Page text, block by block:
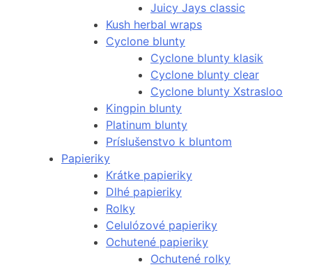
Juicy Jays classic
Kush herbal wraps
Cyclone blunty
Cyclone blunty klasik
Cyclone blunty clear
Cyclone blunty Xstrasloo
Kingpin blunty
Platinum blunty
Príslušenstvo k bluntom
Papieriky
Krátke papieriky
Dlhé papieriky
Rolky
Celulózové papieriky
Ochutené papieriky
Ochutené rolky